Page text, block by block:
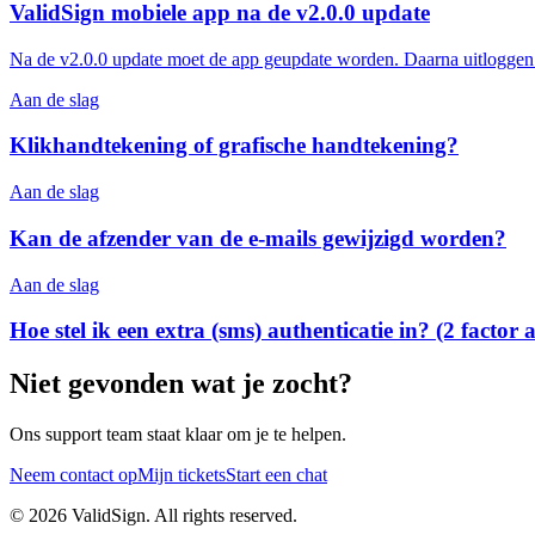
ValidSign mobiele app na de v2.0.0 update
Na de v2.0.0 update moet de app geupdate worden. Daarna
Aan de slag
Klikhandtekening of grafische handtekening?
Aan de slag
Kan de afzender van de e-mails gewijzigd worden?
Aan de slag
Hoe stel ik een extra (sms) authenticatie in? (2 factor
Niet gevonden wat je zocht?
Ons support team staat klaar om je te helpen.
Neem contact opMijn ticketsStart een chat
© 2026 ValidSign. All rights reserved.